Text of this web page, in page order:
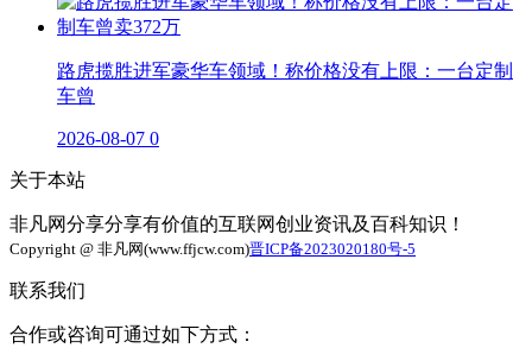
路虎揽胜进军豪华车领域！称价格没有上限：一台定制
车曾
2026-08-07 0
关于本站
非凡网分享分享有价值的互联网创业资讯及百科知识！
Copyright @ 非凡网(www.ffjcw.com)晋ICP备2023020180号-5
联系我们
合作或咨询可通过如下方式：